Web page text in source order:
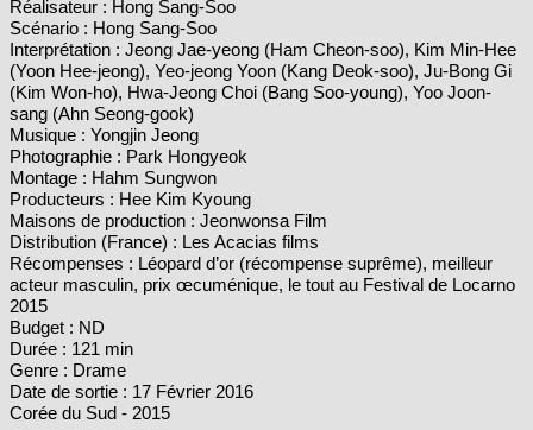
Réalisateur : Hong Sang-Soo
Scénario : Hong Sang-Soo
Interprétation : Jeong Jae-yeong (Ham Cheon-soo), Kim Min-Hee
(Yoon Hee-jeong), Yeo-jeong Yoon (Kang Deok-soo), Ju-Bong Gi
(Kim Won-ho), Hwa-Jeong Choi (Bang Soo-young), Yoo Joon-
sang (Ahn Seong-gook)
Musique : Yongjin Jeong
Photographie : Park Hongyeok
Montage : Hahm Sungwon
Producteurs : Hee Kim Kyoung
Maisons de production : Jeonwonsa Film
Distribution (France) : Les Acacias films
Récompenses : Léopard d’or (récompense suprême), meilleur
acteur masculin, prix œcuménique, le tout au Festival de Locarno
2015
Budget : ND
Durée : 121 min
Genre : Drame
Date de sortie : 17 Février 2016
Corée du Sud - 2015